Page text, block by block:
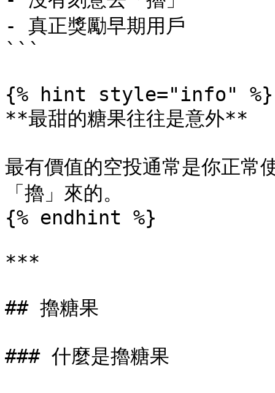
- 真正獎勵早期用戶
```
{% hint style="info" %}
**最甜的糖果往往是意外**
最有價值的空投通常是你正常
「擼」來的。
{% endhint %}
***
## 擼糖果
### 什麼是擼糖果